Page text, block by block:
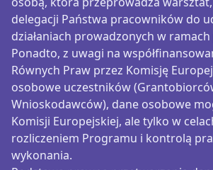
delegacji Państwa pracowników do
działaniach prowadzonych w
Ponadto, z uwagi na
Równych Praw przez Komisję
osobowe uczestników
Wnioskodawców), dane osobowe
Komisji Europejskiej, ale tylko w
rozliczeniem Programu i kontrolą
wykonania.